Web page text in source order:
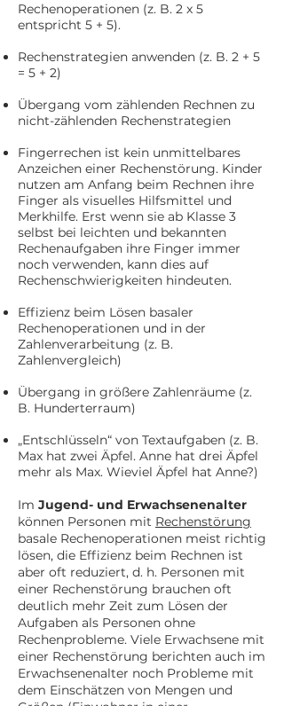
Rechenoperationen (z. B. 2 x 5
entspricht 5 + 5).
Rechenstrategien anwenden (z. B. 2 + 5
= 5 + 2)
Übergang vom zählenden Rechnen zu
nicht-zählenden Rechenstrategien
Fingerrechen ist kein unmittelbares
Anzeichen einer Rechenstörung. Kinder
nutzen am Anfang beim Rechnen ihre
Finger als visuelles Hilfsmittel und
Merkhilfe. Erst wenn sie ab Klasse 3
selbst bei leichten und bekannten
Rechenaufgaben ihre Finger immer
noch verwenden, kann dies auf
Rechenschwierigkeiten hindeuten.
Effizienz beim Lösen basaler
Rechenoperationen und in der
Zahlenverarbeitung (z. B.
Zahlenvergleich)
Übergang in größere Zahlenräume (z.
B. Hunderterraum)
„Entschlüsseln“ von Textaufgaben (z. B.
Max hat zwei Äpfel. Anne hat drei Äpfel
mehr als Max. Wieviel Äpfel hat Anne?)
Im Jugend- und Erwachsenenalter
können Personen mit Rechenstörung
basale Rechenoperationen meist richtig
lösen, die Effizienz beim Rechnen ist
aber oft reduziert, d. h. Personen mit
einer Rechenstörung brauchen oft
deutlich mehr Zeit zum Lösen der
Aufgaben als Personen ohne
Rechenprobleme. Viele Erwachsene mit
einer Rechenstörung berichten auch im
Erwachsenenalter noch Probleme mit
dem Einschätzen von Mengen und